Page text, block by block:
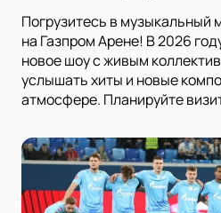
Погрузитесь в музыкальный
на Газпром Арене! В 2026
новое шоу с живым
услышать хиты и новые
атмосфере. Планируйте